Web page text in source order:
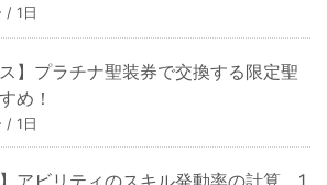
/ 1日
ス】プラチナ聖装券で交換する限定聖
め！
/ 1日
】アビリティのスキル発動率の計算 1